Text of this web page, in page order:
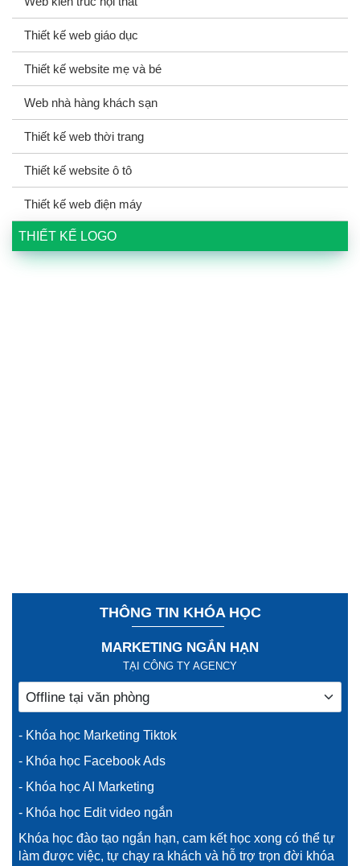
Thiết kế web giáo dục
Thiết kế website mẹ và bé
Web nhà hàng khách sạn
Thiết kế web thời trang
Thiết kế website ô tô
Thiết kế web điện máy
THIẾT KẾ LOGO
THÔNG TIN KHÓA HỌC
MARKETING NGẮN HẠN
TẠI CÔNG TY AGENCY
- Khóa học Marketing Tiktok
- Khóa học Facebook Ads
- Khóa học AI Marketing
- Khóa học Edit video ngắn
Khóa học đào tạo ngắn hạn, cam kết học xong có thể tự
làm được việc, tự chạy ra khách và hỗ trợ trọn đời khóa